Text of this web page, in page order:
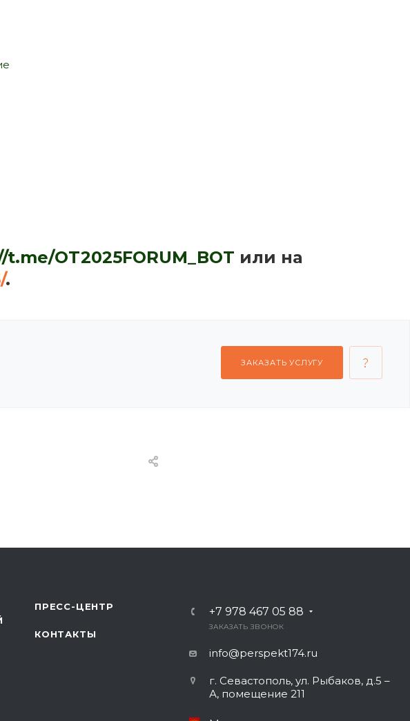
OT2025FORUM_BOT или на
.
ЗАКАЗАТЬ УСЛУГУ
ПРЕСС-ЦЕНТР
КОНТАКТЫ
+7 978 467 05 88
ЗАКАЗАТЬ ЗВОНОК
info@perspekt174.ru
г. Севастополь, ул. Рыбаков, д.5 –
А, помещение 211